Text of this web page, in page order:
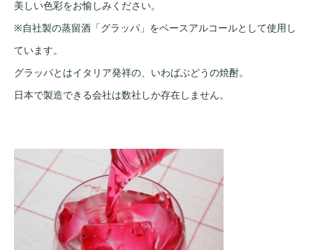
美しい色彩をお愉しみください。
※自社製の蒸留酒「グラッパ」をベースアルコールとして使用し
ています。
グラッパとはイタリア発祥の、いわばぶどうの焼酎。
日本で製造できる会社は数社しか存在しません。